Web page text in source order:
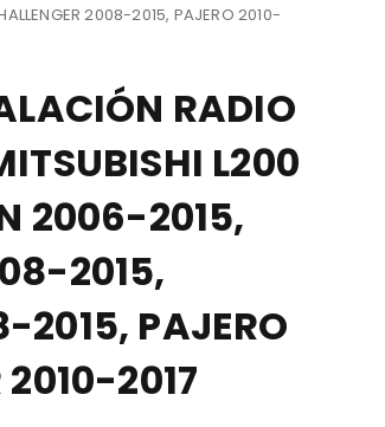
2008-2015, PAJERO 2010-
RADIO
L200
2006-2015,
2015,
2015, PAJERO
2017